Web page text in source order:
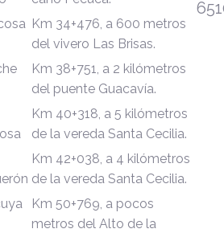
Km 34+476, a 600 metros
del vivero Las Brisas.
Km 38+751, a 2 kilómetros
del puente Guacavía.
Km 40+318, a 5 kilómetros
de la vereda Santa Cecilia.
Km 42+038, a 4 kilómetros
de la vereda Santa Cecilia.
Km 50+769, a pocos
metros del Alto de la